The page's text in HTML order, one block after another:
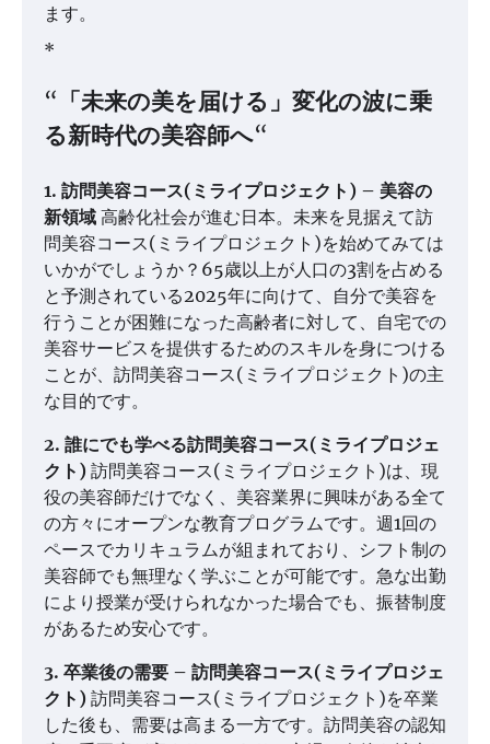
ます。
*
“「未来の美を届ける」 変化の波に乗
る新時代の美容師へ“
1. 訪問美容コース(ミライプロジェクト) – 美容の
新領域 高齢化社会が進む日本。未来を見据えて訪
問美容コース(ミライプロジェクト)を始めてみては
いかがでしょうか？65歳以上が人口の3割を占める
と予測されている2025年に向けて、自分で美容を
行うことが困難になった高齢者に対して、自宅での
美容サービスを提供するためのスキルを身につける
ことが、訪問美容コース(ミライプロジェクト)の主
な目的です。
2. 誰にでも学べる訪問美容コース(ミライプロジェ
クト) 訪問美容コース(ミライプロジェクト)は、現
役の美容師だけでなく、美容業界に興味がある全て
の方々にオープンな教育プログラムです。週1回の
ペースでカリキュラムが組まれており、シフト制の
美容師でも無理なく学ぶことが可能です。急な出勤
により授業が受けられなかった場合でも、振替制度
があるため安心です。
3. 卒業後の需要 – 訪問美容コース(ミライプロジェ
クト) 訪問美容コース(ミライプロジェクト)を卒業
した後も、需要は高まる一方です。訪問美容の認知